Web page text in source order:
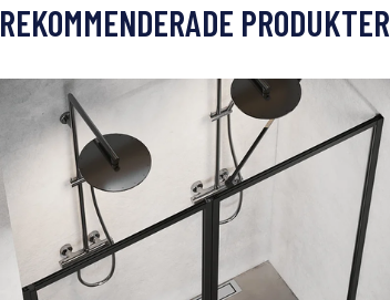
REKOMMENDERADE PRODUKTER